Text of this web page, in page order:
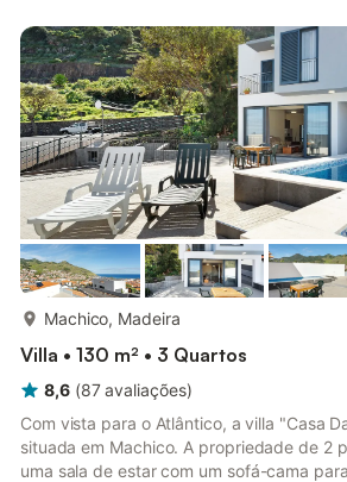
Machico, Madeira
Villa • 130 m² • 3 Quartos
8,6 (87 avaliações)
Com vista para o Atlântico, a villa "Casa
situada em Machico. A propriedade de 2
uma sala de estar com um sofá-cama